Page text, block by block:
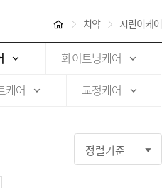
치약 시린이케어
화이트닝케어
케어 교정케어